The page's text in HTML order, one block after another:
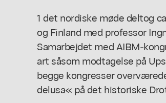
1 det nordiske møde deltog
og Finland med professor
Samarbejdet med AIBM-
art såsom modtagelse på
begge kongresser
delusa« på det historiske